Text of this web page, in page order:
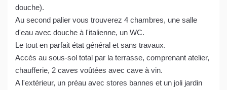
douche).
Au second palier vous trouverez 4 chambres, une salle
d'eau avec douche à l'italienne, un WC.
Le tout en parfait état général et sans travaux.
Accès au sous-sol total par la terrasse, comprenant atelier,
chaufferie, 2 caves voûtées avec cave à vin.
A l'extérieur, un préau avec stores bannes et un joli jardin